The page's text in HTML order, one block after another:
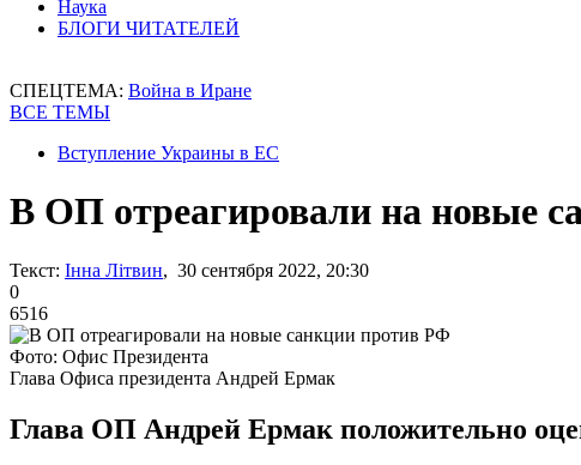
Наука
БЛОГИ ЧИТАТЕЛЕЙ
СПЕЦТЕМА: Война в Иране
ВСЕ ТЕМЫ
Вступление Украины в ЕС
В ОП отреагировали на новые
Текст: Інна Літвин, 30 сентября 2022, 20:30
0
6516
Фото: Офис Президента
Глава Офиса президента Андрей Ермак
Глава ОП Андрей Ермак положительно